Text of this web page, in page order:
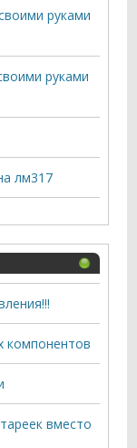
руками
руками
лм317
компонентов
вместо